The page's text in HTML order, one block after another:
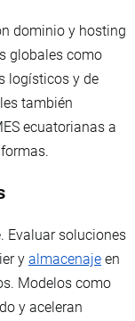
dominio y hosting
globales como
logísticos y de
también
ecuatorianas a
Evaluar soluciones
y almacenaje en
Modelos como
y aceleran